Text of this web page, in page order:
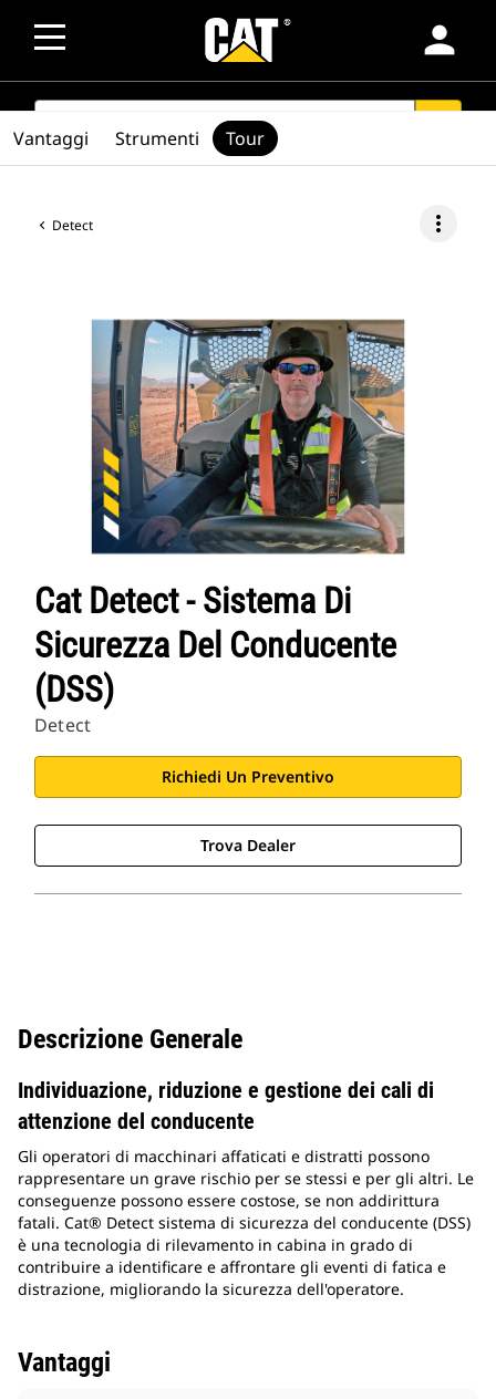
person
SEARCH
Detect more_vert
Cat Detect - Sistema Di
Sicurezza Del Conducente
(DSS)
Detect
Richiedi Un Preventivo
Trova Dealer
Vantaggi Strumenti Tour
Descrizione Generale
Individuazione, riduzione e gestione dei cali di
attenzione del conducente
Gli operatori di macchinari affaticati e distratti possono
rappresentare un grave rischio per se stessi e per gli altri. Le
conseguenze possono essere costose, se non addirittura
fatali. Cat® Detect sistema di sicurezza del conducente (DSS)
è una tecnologia di rilevamento in cabina in grado di
contribuire a identificare e affrontare gli eventi di fatica e
distrazione, migliorando la sicurezza dell'operatore.
Vantaggi